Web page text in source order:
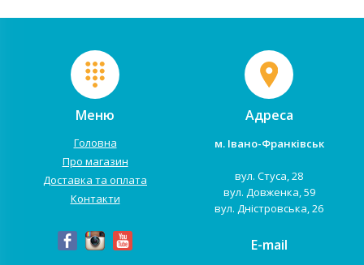
Меню
Головна
Про магазин
Доставка та оплата
Контакти
Адреса
м. Івано-Франківськ
вул. Стуса, 28
вул. Довженка, 59
вул. Дністровська, 26
E-mail